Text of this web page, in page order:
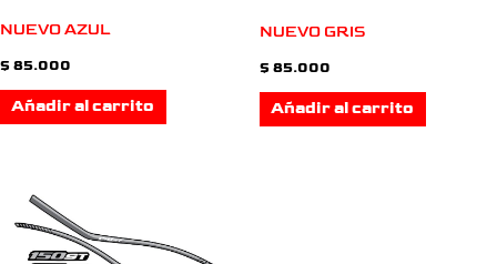
NUEVO AZUL
$ 85.000
Añadir al carrito
NUEVO GRIS
$ 85.000
Añadir al carrito